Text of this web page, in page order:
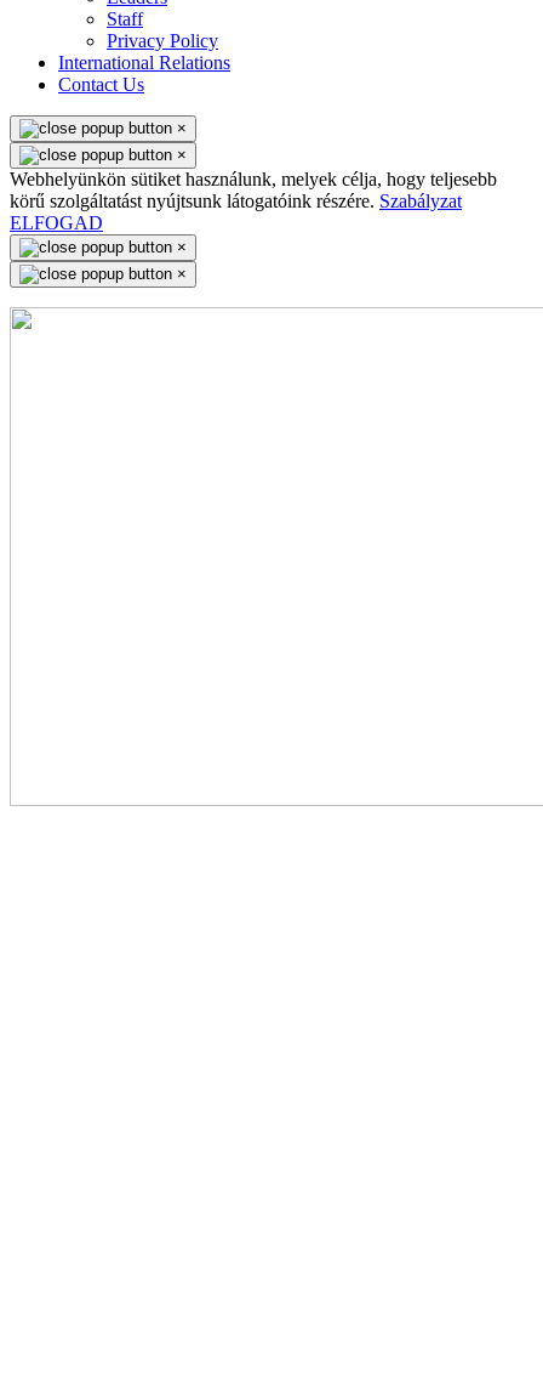
Staff
Privacy Policy
International Relations
Contact Us
×
×
Webhelyünkön sütiket használunk, melyek célja, hogy teljesebb
körű szolgáltatást nyújtsunk látogatóink részére. Szabályzat
ELFOGAD
×
×